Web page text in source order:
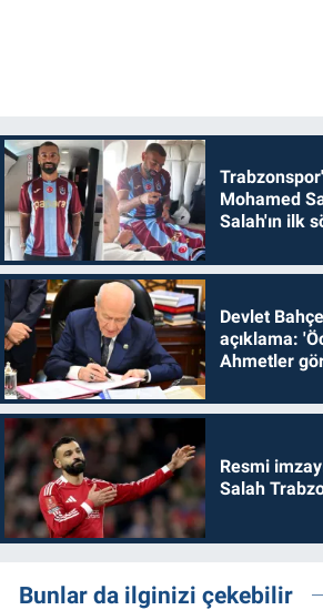
Mohamed
Salah'ın ilk
Devlet
açıklama:
Ahmetler
Resmi
Salah
Bunlar da ilginizi çekebilir